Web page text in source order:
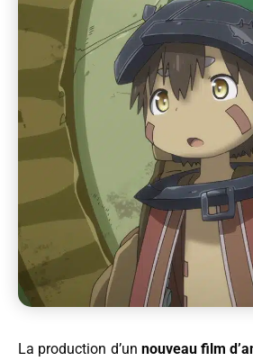
La production d’un nouveau film